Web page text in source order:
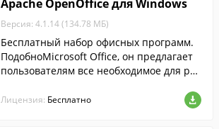
Apache OpenOffice для Windows
Версия: 4.1.14 (134.78 МБ)
Бесплатный набор офисных программ.
ПодобноMicrosoft Office, он предлагает
пользователям все необходимое для раб
Лицензия: Бесплатно